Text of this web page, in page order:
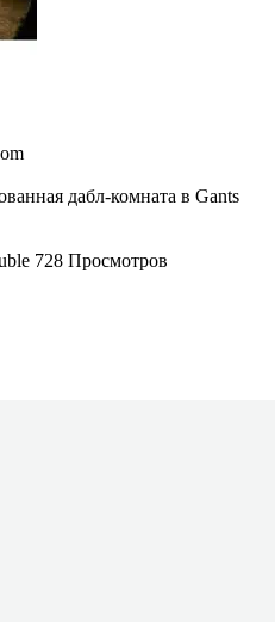
дабл-комната в Gants
728 Просмотров